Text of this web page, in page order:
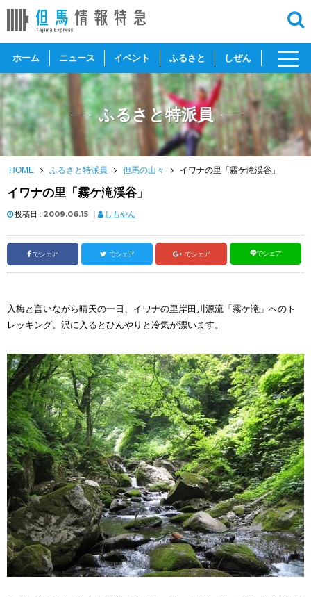
ホーム ニュース イベント ふるさと しぜん
toggle
ふるさと特派員
HOME ふるさと特派員 但馬の山々 イワナの里「霧ケ滝渓谷」
イワナの里「霧ケ滝渓谷」
投稿日 : 2009.06.15 ｜ しもやん
でシェア でシェア でシェア でシェア
入梅と言いながら晴天の一日、イワナの里岸田川源流「霧ケ滝」へのト
レッキング。沢に入るとひんやりと冷気が漂います。